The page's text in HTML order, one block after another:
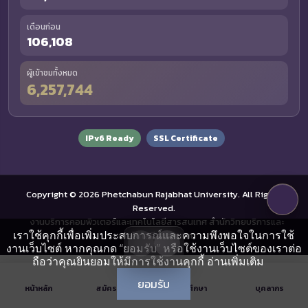
เดือนก่อน
106,108
ผู้เข้าชมทั้งหมด
6,257,744
IPv6 Ready SSL Certificate
Copyright © 2026 Phetchabun Rajabhat University. All Rights
Reserved.
งานบริการคอมพิวเตอร์และเทคโนโลยีสารสนเทศ สำนักวิทยบริการและ
เทคโนโลยีสารสนเทศ
หน้าหลัก สมัครเรียน นักศึกษา บุคลากร
เราใช้คุกกี้เพื่อเพิ่มประสบการณ์และความพึงพอใจในการใช้
งานเว็บไซต์ หากคุณกด “ยอมรับ” หรือใช้งานเว็บไซต์ของเราต่อ
ถือว่าคุณยินยอมให้มีการใช้งานคุกกี้ อ่านเพิ่มเติม
ยอมรับ